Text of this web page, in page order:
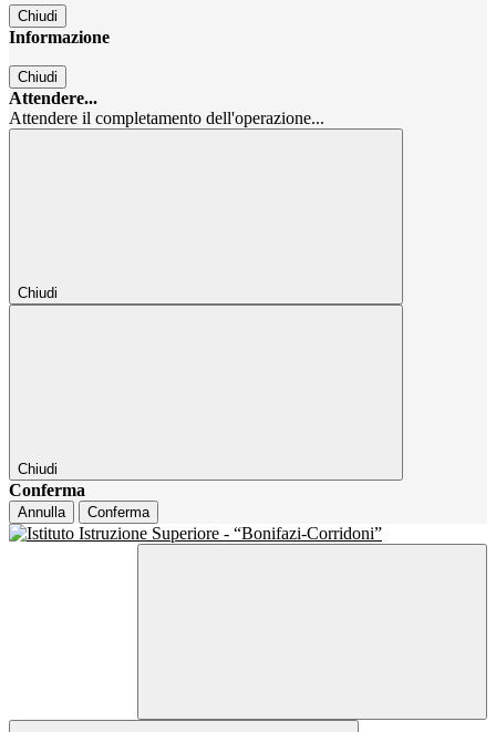
Chiudi
Informazione
Chiudi
Attendere...
Attendere il completamento dell'operazione...
Chiudi
Chiudi
Conferma
Annulla Conferma